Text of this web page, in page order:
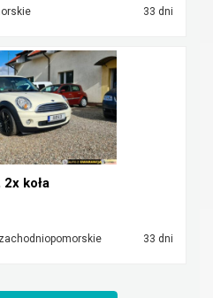
33 dni
koła
33 dni